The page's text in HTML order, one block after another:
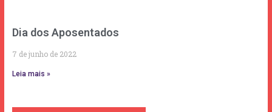
Dia dos Aposentados
7 de junho de 2022
Leia mais »